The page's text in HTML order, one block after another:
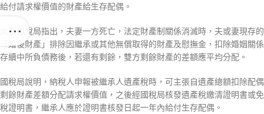
給付請求權價值的財產給生存配偶。
北區國稅局指出，夫妻一方死亡，法定財產制關係消滅時，夫或妻現存的
「婚後財產」排除因繼承或其他無償取得的財產及慰撫金，扣除婚姻關係
存續中所負債務後，若還有剩餘，雙方剩餘財產的差額應平均分配。
國稅局說明，納稅人申報被繼承人遺產稅時，可主張自遺產總額扣除配偶
剩餘財產差額分配請求權價值，之後經國稅局核發遺產稅繳清證明書或免
稅證明書，繼承人應於證明書核發日起一年內給付生存配偶。